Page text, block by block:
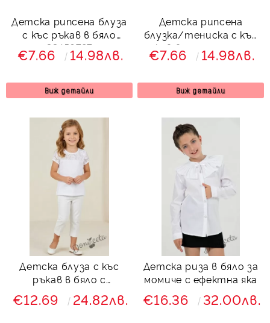
Детска рипсена блуза
с къс ръкав в бяло
33456787
€7.66 14.98лв.
Виж детайли
Детска рипсена
блузка/тениска с къс
ръкав в пепел от рози
433456787
€7.66 14.98лв.
Виж детайли
Детска блуза с къс
ръкав в бяло с
дантела
€12.69 24.82лв.
Детска риза в бяло за
момиче с ефектна яка
€16.36 32.00лв.